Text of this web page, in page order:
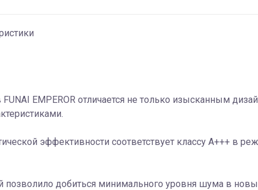
EMPEROR отличается не только изысканным
эффективности соответствует классу A+++ в
добиться минимального уровня шума в